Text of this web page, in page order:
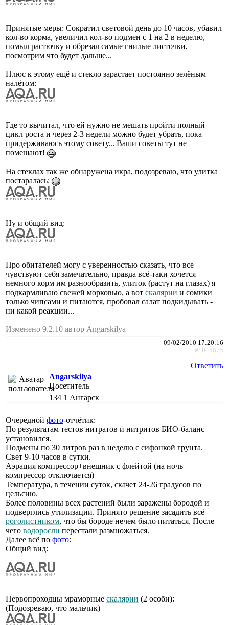
Принятые меры: Сократил световой день до 10 часов, убавил
кол-во корма, увеличил кол-во подмен с 1 на 2 в неделю,
помыл растючку и обрезал самые гнилые листочки,
посмотрим что будет дальше...
Плюс к этому ещё и стекло зарастает постоянно зелёным
налётом:
Где то вычитал, что ей нужно не мешать пройти полный
цикл роста и через 2-3 недели можно будет убрать, пока
придерживаюсь этому совету... Ваши советы тут не
помешают!
На стеклах так же обнаружена икра, подозреваю, что улитка
постаралась:
Ну и общий вид:
Про обитателей могу с уверенностью сказать, что все
чувствуют себя замечательно, правда всё-таки хочется
немного корм им разнообразить, улиток (растут на глазах) я
подкармливаю свежей морковью, а вот скалярии и сомики
только чипсами и питаются, пробовал салат подкидывать -
ни какой реакции...
Изменено 9.2.10 автор Angarskilya
09/02/2010 17:20:16
#1045875
Ответить
Angarskilya
Посетитель
134 1 Ангарск
Очередной фото-отчётик:
По результатам тестов нитратов и нитритов БИО-баланс
установился.
Подмены по 30 литров раз в неделю с сифонкой грунта.
Свет 9-10 часов в сутки.
Аэрация компрессор+внешник с флейтой (на ночь
компрессор отключается)
Температура, в течении суток, скачет 24-26 градусов по
цельсию.
Более половины всех растений были заражены бородой и
подверглись утилизации. Принято решение засадить всё
роголистником, что бы бороде нечем было питаться. После
чего водоросли перестали размножаться.
Далее всё по фото:
Общий вид:
Первопроходцы мраморные скалярии (2 особи):
(Подозреваю, что мальчик)